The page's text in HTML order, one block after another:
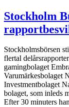
Stockholm
Stockholmsbörsen
flertal
gamingbolaget
Varumärkesbolaget
Investmentbolaget
bolaget, som inleds
Efter 30 minuters